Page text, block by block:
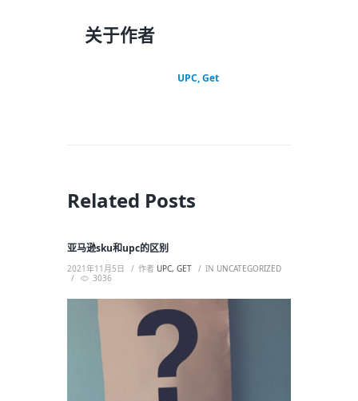
关于作者
UPC, Get
Related Posts
亚马逊sku和upc的区别
2021年11月5日 作者 UPC, GET IN UNCATEGORIZED
3036